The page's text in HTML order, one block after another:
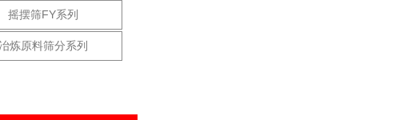
摇摆筛FY系列
冶炼原料筛分系列